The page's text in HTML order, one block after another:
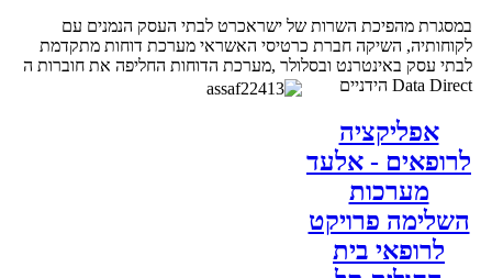
במסגרת מהפיכת השרות של ישראכרט לבתי העסק הנמנים עם
לקוחותיה, השיקה חברת כרטיסי האשראי מערכת דוחות מתקדמת
לבתי עסק באינטרנט ובסלולר ,מערכת הדוחות החליפה את חוברות ה
Data Direct הידניים
אפליקציה
לרופאים - אלעד
מערכות
השלימה פרויקט
לרופאי בית